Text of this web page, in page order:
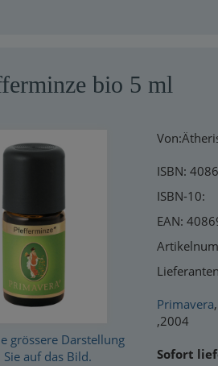
bio 5 ml
grössere Darstellung
auf das Bild.
ISBN:
ISBN-10:
EAN:
Primavera,
,2004
Sofort